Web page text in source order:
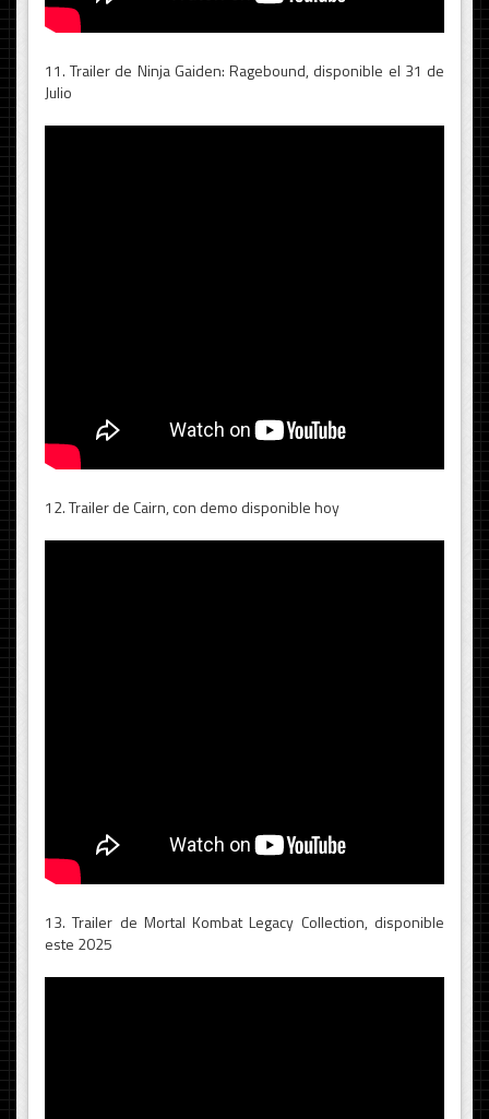
11. Trailer de Ninja Gaiden: Ragebound, disponible el 31 de
Julio
12. Trailer de Cairn, con demo disponible hoy
13. Trailer de Mortal Kombat Legacy Collection, disponible
este 2025